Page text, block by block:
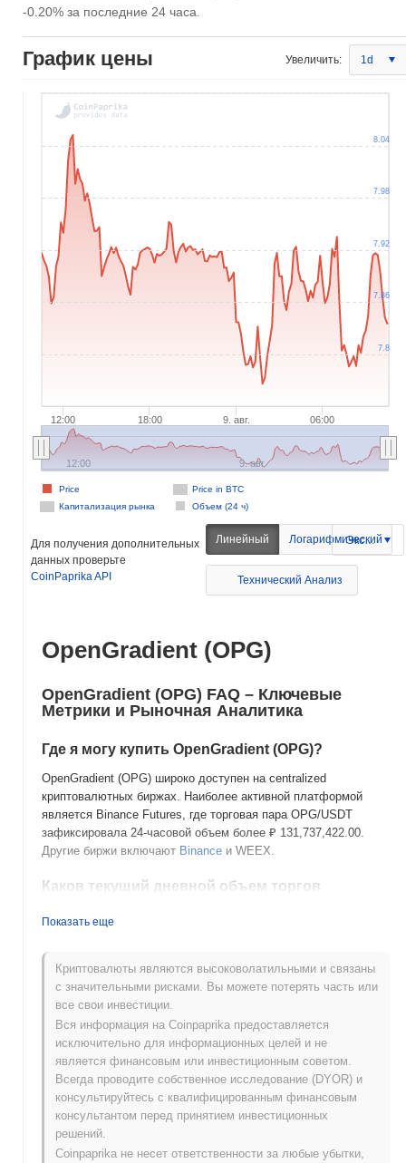
-0.20% за последние 24 часа.
График цены Увеличить: 1d
12:00 18:00 9. авг. 06:00
Price in BTC
Капитализация рынка
Объем (24 ч)
Price
12:00 9. авг.
7.8
7.86
7.92
7.98
8.04
Для получения дополнительных
данных проверьте
CoinPaprika API
Линейный Логарифмический
Экспорт
Технический Анализ
OpenGradient (OPG)
OpenGradient (OPG) FAQ – Ключевые
Метрики и Рыночная Аналитика
Где я могу купить OpenGradient (OPG)?
OpenGradient (OPG) широко доступен на centralized
криптовалютных биржах. Наиболее активной платформой
является Binance Futures, где торговая пара OPG/USDT
зафиксировала 24-часовой объем более ₽ 131,737,422.00.
Другие биржи включают Binance и WEEX.
Каков текущий дневной объем торгов
За последние 24 часа объем торгов OpenGradient составляет
₽ 717,731,556.00
сравнению с предыдущим днем. Это указывает на
краткосрочное снижение торговой активности.
Какова история ценового диапазона
OpenGradient?
Исторический максимум (ATH):₽ 39.02
Исторический минимум (ATL):NaN
OpenGradient в настоящее время торгуется на~79.93%
своего ATH .
Показать еще
Криптовалюты являются высоковолатильными и связаны
с значительными рисками. Вы можете потерять часть или
все свои инвестиции.
Вся информация на Coinpaprika предоставляется
исключительно для информационных целей и не
является финансовым или инвестиционным советом.
Всегда проводите собственное исследование (DYOR) и
консультируйтесь с квалифицированным финансовым
консультантом перед принятием инвестиционных
решений.
Coinpaprika не несет ответственности за любые убытки,